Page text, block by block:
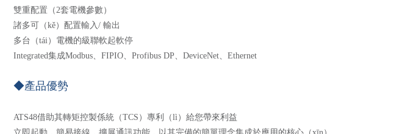
雙重配置（2套電機參數）
諸多可（kě）配置輸入/ 輸出
多台（tái）電機的級聯軟起軟停
Integrated集成Modbus、FIPIO、Profibus DP、DeviceNet、Ethernet
◆產品優勢
ATS48借助其轉矩控製係統（TCS）專利（lì）給您帶來利益